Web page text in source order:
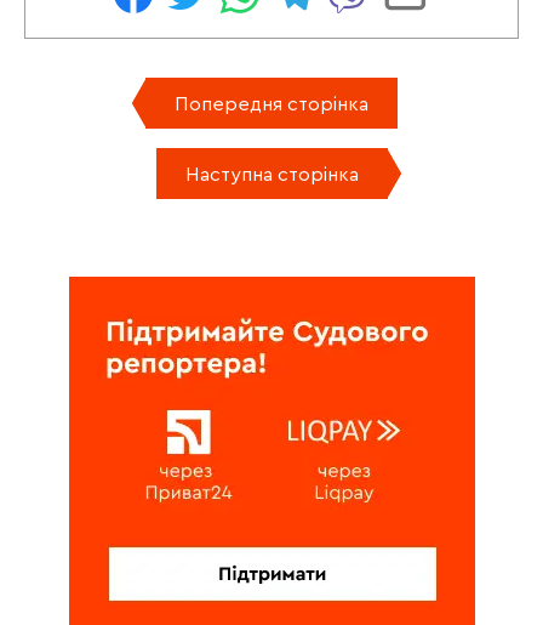
Попередня сторінка
Наступна сторінка